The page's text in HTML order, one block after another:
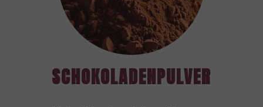
SCHOKOLADENPULVER